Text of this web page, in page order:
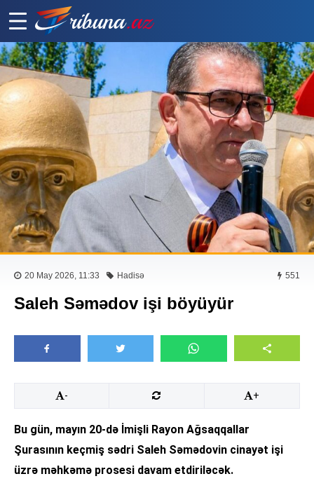
20 May 2026, 11:33 Hadisə 551
Saleh Səmədov işi böyüyür
- +
Bu gün, mayın 20-də İmişli Rayon Ağsaqqallar
Şurasının keçmiş sədri Saleh Səmədovin cinayət işi
üzrə məhkəmə prosesi davam etdiriləcək.